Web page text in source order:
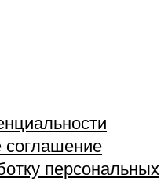
соглашение
персональных